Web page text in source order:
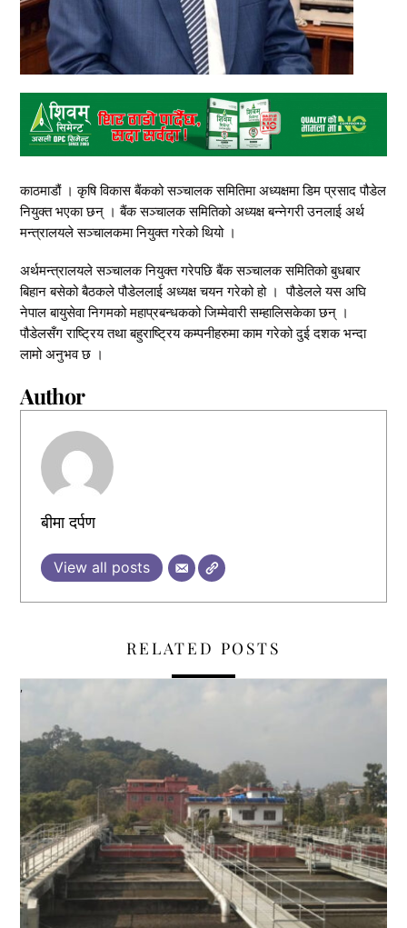
काठमाडौं । कृषि विकास बैंकको सञ्चालक समितिमा अध्यक्षमा डिम प्रसाद पौडेल
नियुक्त भएका छन् । बैंक सञ्चालक समितिको अध्यक्ष बन्नेगरी उनलाई अर्थ
मन्त्रालयले सञ्चालकमा नियुक्त गरेको थियो ।
अर्थमन्त्रालयले सञ्चालक नियुक्त गरेपछि बैंक सञ्चालक समितिको बुधबार
बिहान बसेको बैठकले पौडेललाई अध्यक्ष चयन गरेको हो । पौडेलले यस अघि
नेपाल बायुसेवा निगमको महाप्रबन्धकको जिम्मेवारी सम्हालिसकेका छन् ।
पौडेलसँग राष्ट्रिय तथा बहुराष्ट्रिय कम्पनीहरुमा काम गरेको दुई दशक भन्दा
लामो अनुभव छ ।
Author
बीमा दर्पण
View all posts
RELATED POSTS
,